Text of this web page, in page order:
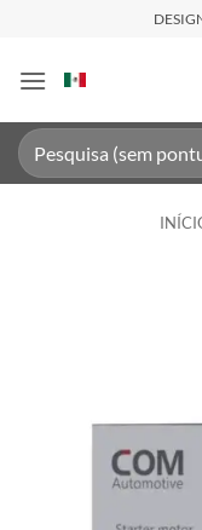
content
Pesquisar
por: